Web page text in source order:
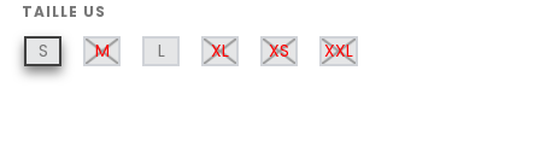
TAILLE US
S M L XL XS XXL